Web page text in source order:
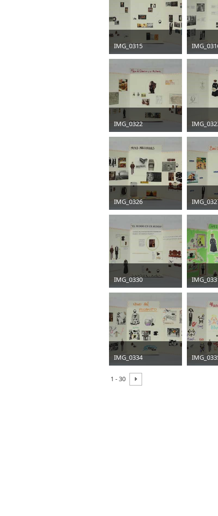
IMG_0315
jpg400 x 267
30 KB
jpg400
29 KB
IMG_0322
jpg400 x 267
30 KB
jpg400
28 KB
IMG_0326
jpg400 x 267
35 KB
jpg400
40 KB
IMG_0330
jpg400 x 267
30 KB
jpg400
40 KB
IMG_0334
400 x 267
41 KB
1 - 30